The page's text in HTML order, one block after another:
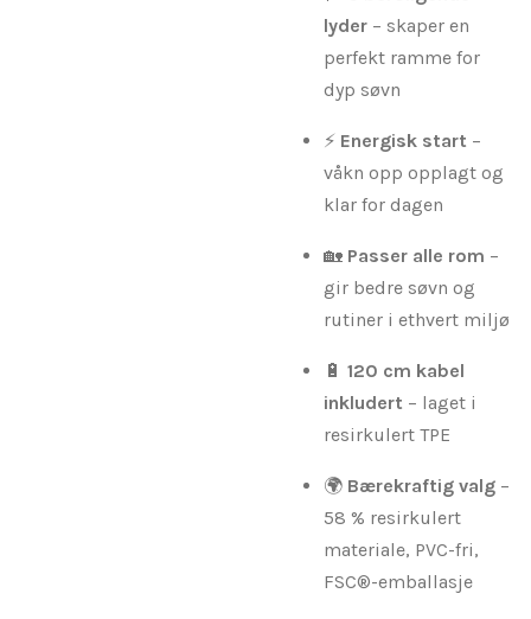
lyder – skaper en
perfekt ramme for
dyp søvn
⚡ Energisk start –
våkn opp opplagt og
klar for dagen
🏡 Passer alle rom –
gir bedre søvn og
rutiner i ethvert miljø
🔋 120 cm kabel
inkludert – laget i
resirkulert TPE
🌍 Bærekraftig valg –
58 % resirkulert
materiale, PVC-fri,
FSC®-emballasje